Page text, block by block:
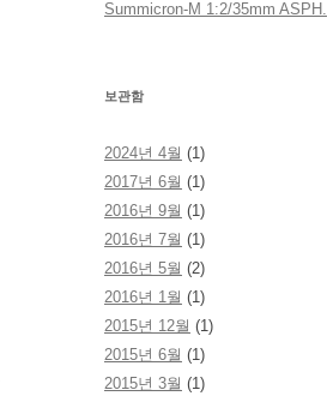
Summicron-M 1:2/35mm ASPH.
보관함
2024년 4월 (1)
2017년 6월 (1)
2016년 9월 (1)
2016년 7월 (1)
2016년 5월 (2)
2016년 1월 (1)
2015년 12월 (1)
2015년 6월 (1)
2015년 3월 (1)